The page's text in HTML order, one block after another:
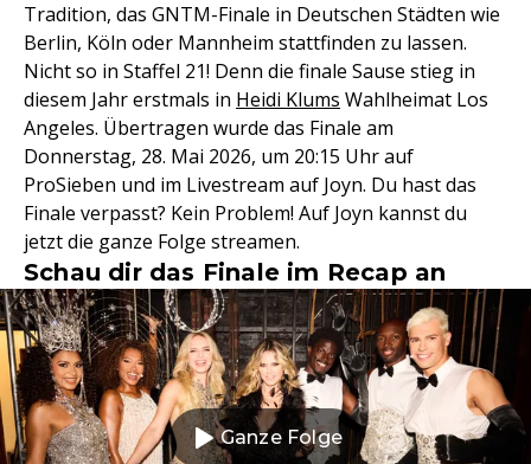
Tradition, das GNTM-Finale in Deutschen Städten wie
Berlin, Köln oder Mannheim stattfinden zu lassen.
Nicht so in Staffel 21! Denn die finale Sause stieg in
diesem Jahr erstmals in Heidi Klums Wahlheimat Los
Angeles. Übertragen wurde das Finale am
Donnerstag, 28. Mai 2026, um 20:15 Uhr auf
ProSieben und im Livestream auf Joyn. Du hast das
Finale verpasst? Kein Problem! Auf Joyn kannst du
jetzt die ganze Folge streamen.
Schau dir das Finale im Recap an
Ganze Folge